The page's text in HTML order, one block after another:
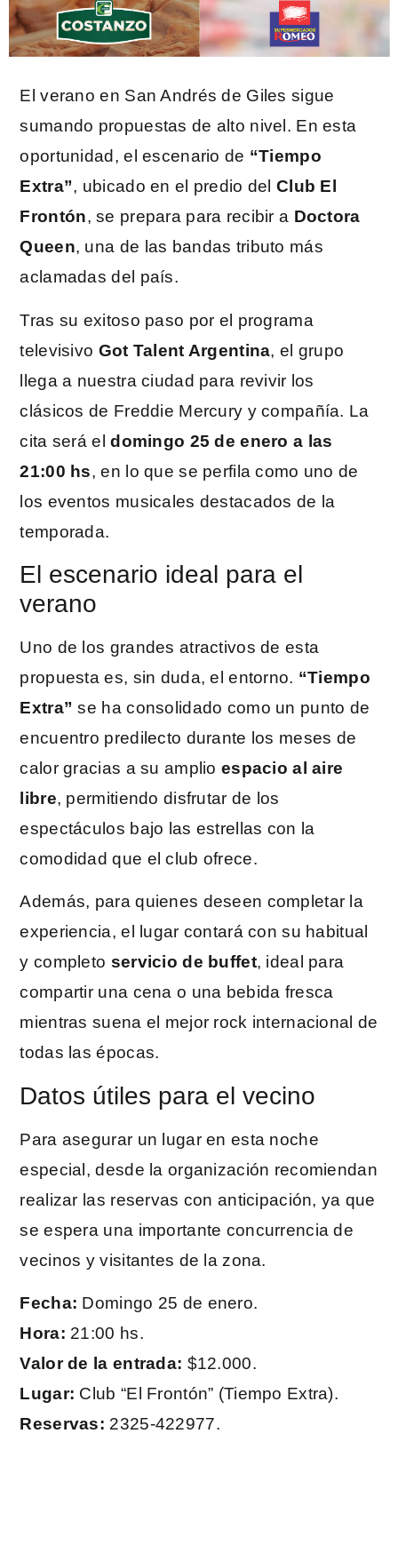
El verano en San Andrés de Giles sigue
sumando propuestas de alto nivel. En esta
oportunidad, el escenario de “Tiempo
Extra”, ubicado en el predio del Club El
Frontón, se prepara para recibir a Doctora
Queen, una de las bandas tributo más
aclamadas del país.
Tras su exitoso paso por el programa
televisivo Got Talent Argentina, el grupo
llega a nuestra ciudad para revivir los
clásicos de Freddie Mercury y compañía. La
cita será eldomingo 25 de enero a las
21:00 hs, en lo que se perfila como uno de
los eventos musicales destacados de la
temporada.
El escenario ideal para el
verano
Uno de los grandes atractivos de esta
propuesta es, sin duda, el entorno. “Tiempo
Extra” se ha consolidado como un punto de
encuentro predilecto durante los meses de
calor gracias a su amplio espacio al aire
libre, permitiendo disfrutar de los
espectáculos bajo las estrellas con la
comodidad que el club ofrece.
Además, para quienes deseen completar la
experiencia, el lugar contará con su habitual
y completo servicio de buffet, ideal para
compartir una cena o una bebida fresca
mientras suena el mejor rock internacional de
todas las épocas.
Datos útiles para el vecino
Para asegurar un lugar en esta noche
especial, desde la organización recomiendan
realizar las reservas con anticipación, ya que
se espera una importante concurrencia de
vecinos y visitantes de la zona.
Fecha: Domingo 25 de enero.
Hora: 21:00 hs.
Valor de la entrada: $12.000.
Lugar: Club “El Frontón” (Tiempo Extra).
Reservas: 2325-422977.